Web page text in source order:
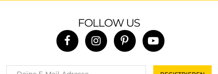
FOLLOW US